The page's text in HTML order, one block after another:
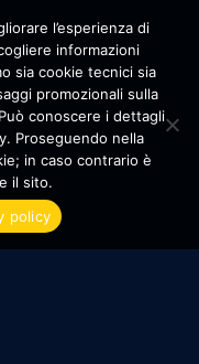
l’esperienza di
informazioni
sia cookie tecnici sia
promozionali sulla
conoscere i dettagli
Proseguendo nella
in caso contrario è
il sito.
policy